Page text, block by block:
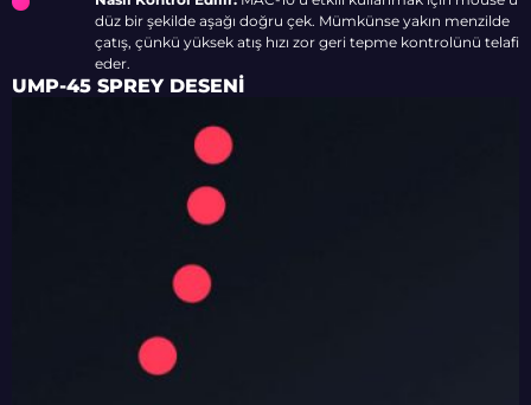
düz bir şekilde aşağı doğru çek. Mümkünse yakın menzilde
çatış, çünkü yüksek atış hızı zor geri tepme kontrolünü telafi
eder.
UMP-45 SPREY DESENI